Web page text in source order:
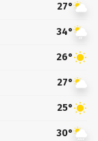
27°
34°
26°
27°
25°
30°